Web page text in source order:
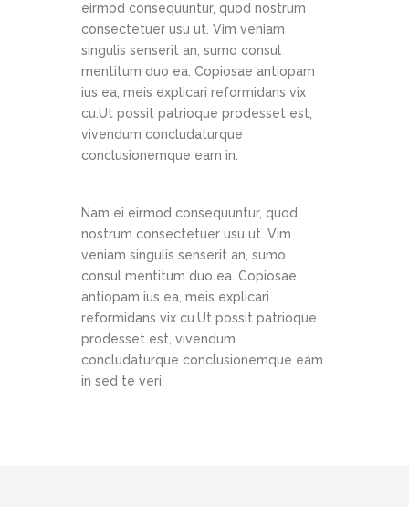
eirmod consequuntur, quod nostrum
consectetuer usu ut. Vim veniam
singulis senserit an, sumo consul
mentitum duo ea. Copiosae antiopam
ius ea, meis explicari reformidans vix
cu.Ut possit patrioque prodesset est,
vivendum concludaturque
conclusionemque eam in.
Nam ei eirmod consequuntur, quod
nostrum consectetuer usu ut. Vim
veniam singulis senserit an, sumo
consul mentitum duo ea. Copiosae
antiopam ius ea, meis explicari
reformidans vix cu.Ut possit patrioque
prodesset est, vivendum
concludaturque conclusionemque eam
in sed te veri.